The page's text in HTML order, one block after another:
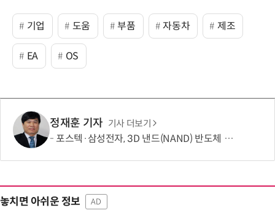
기업 도움 부품 자동차 제조
EA OS
정재훈 기자 기사 더보기
포스텍·삼성전자, 3D 낸드(NAND) 반도체 한계 넘는 기술 개발
놓치면 아쉬운 정보 AD